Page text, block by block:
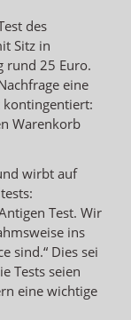
des
Sitz in
rund 25 Euro.
eine
kontingentiert:
Warenkorb
wirbt auf
Test. Wir
ins
sind.“ Dies sei
Tests seien
eine wichtige